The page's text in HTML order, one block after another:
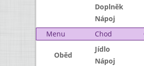
Doplněk
Nápoj
Menu
Chod
Oběd
Jídlo
Nápoj